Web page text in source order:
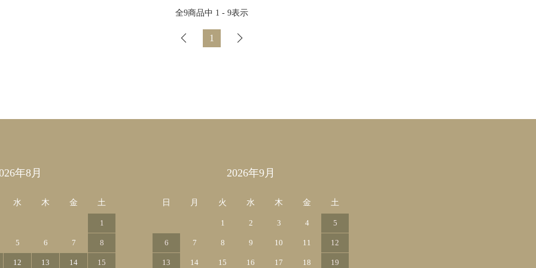
全9商品中 1 - 9表示
1
年8月
水 木 金 土
1
5 6 7 8
12 13 14 15
2026年9月
日 月 火 水 木 金 土
1 2 3 4 5
6 7 8 9 10 11 12
13 14 15 16 17 18 19